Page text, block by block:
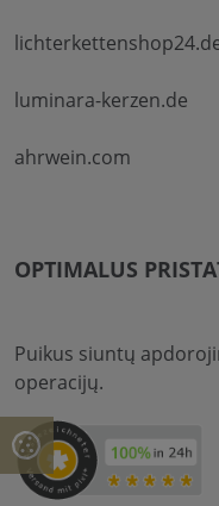
luminara-kerzen.de
ahrwein.com
OPTIMALUS
Puikus siuntų
operacijų.